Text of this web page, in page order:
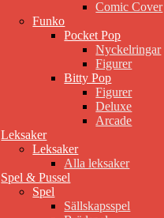
Comic Cover
Funko
Pocket Pop
Nyckelringar
Figurer
Bitty Pop
Figurer
Deluxe
Arcade
Leksaker
Leksaker
Alla leksaker
Spel & Pussel
Spel
Sällskapsspel